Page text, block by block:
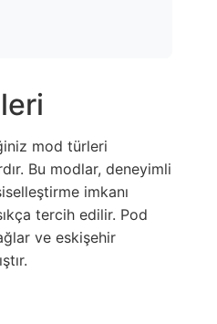
mod türleri
Bu modlar, deneyimli
imkanı
tercih edilir. Pod
ve eskişehir